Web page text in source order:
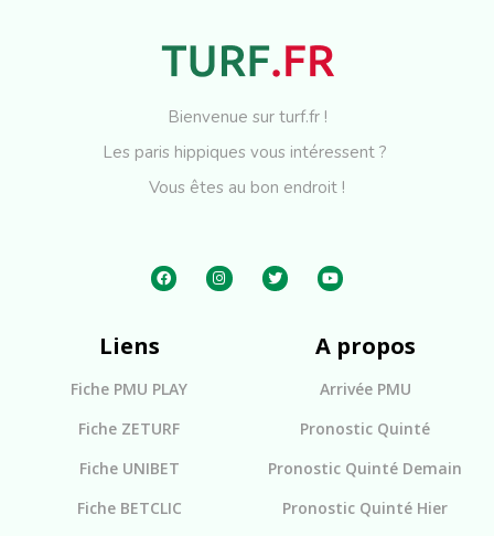
Bienvenue sur turf.fr !
Les paris hippiques vous intéressent ?
Vous êtes au bon endroit !
Liens
Fiche PMU PLAY
Fiche ZETURF
Fiche UNIBET
Fiche BETCLIC
A propos
Arrivée PMU
Pronostic Quinté
Pronostic Quinté Demain
Pronostic Quinté Hier